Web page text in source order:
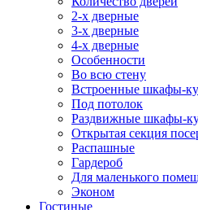
2-х дверные
3-х дверные
4-х дверные
Особенности
Во всю стену
Встроенные шкафы-
Под потолок
Раздвижные шкафы-
Открытая секция
Распашные
Гардероб
Для маленького
Эконом
Гостиные